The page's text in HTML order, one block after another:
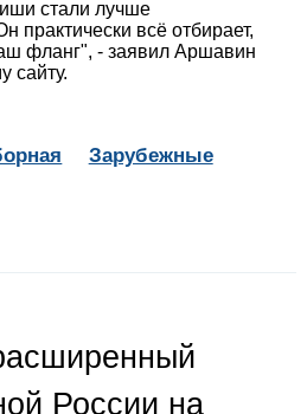
стали лучше
практически всё отбирает,
фланг", - заявил Аршавин
сайту.
Зарубежные
России на